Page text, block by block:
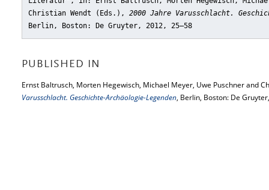
Christian Wendt (Eds.), 2000 Jahre Varusschlacht.
Berlin, Boston: De Gruyter, 2012, 25–58
PUBLISHED IN
Ernst Baltrusch, Morten Hegewisch, Michael Meyer, Uwe Puschner and
Varusschlacht. Geschichte-Archäologie-Legenden, Berlin, Boston: De